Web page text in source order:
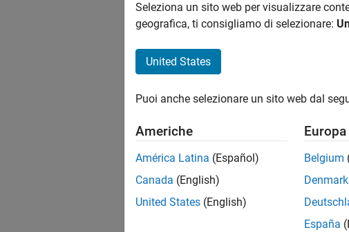
Seleziona un sito web per visualizzare
geografica, ti consigliamo di selezionare:
United States
Puoi anche selezionare un sito web dal
Americhe
América Latina (Español)
Canada (English)
United States (English)
Europa
Belgium
Denmark
España